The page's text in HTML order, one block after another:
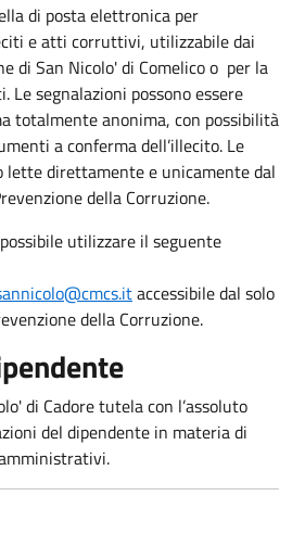
di posta elettronica per
e atti corruttivi, utilizzabile dai
di San Nicolo' di Comelico o per la
Le segnalazioni possono essere
totalmente anonima, con possibilità
a conferma dell’illecito. Le
lette direttamente e unicamente dal
della Corruzione.
utilizzare il seguente
accessibile dal solo
della Corruzione.
di Cadore tutela con l’assoluto
del dipendente in materia di